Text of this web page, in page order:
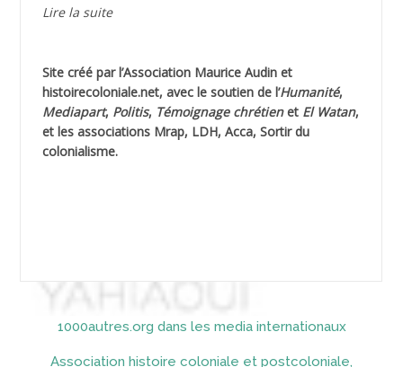
AHLOUCHE Mabrouk *
AIBLIED Ahmed
AICHEKADRA Sid Ahmed
AICI (ou AISSI) Laïd
Lire la suite
Site créé par l’Association Maurice Audinet
histoirecoloniale.net, avec le soutien de l’Humanité,
Mediapart, Politis, Témoignage chrétienet El Watan,
et les associations Mrap, LDH, Acca, Sortir du
colonialisme.
1000autres.org dans les media internationaux
Association histoire coloniale et postcoloniale,